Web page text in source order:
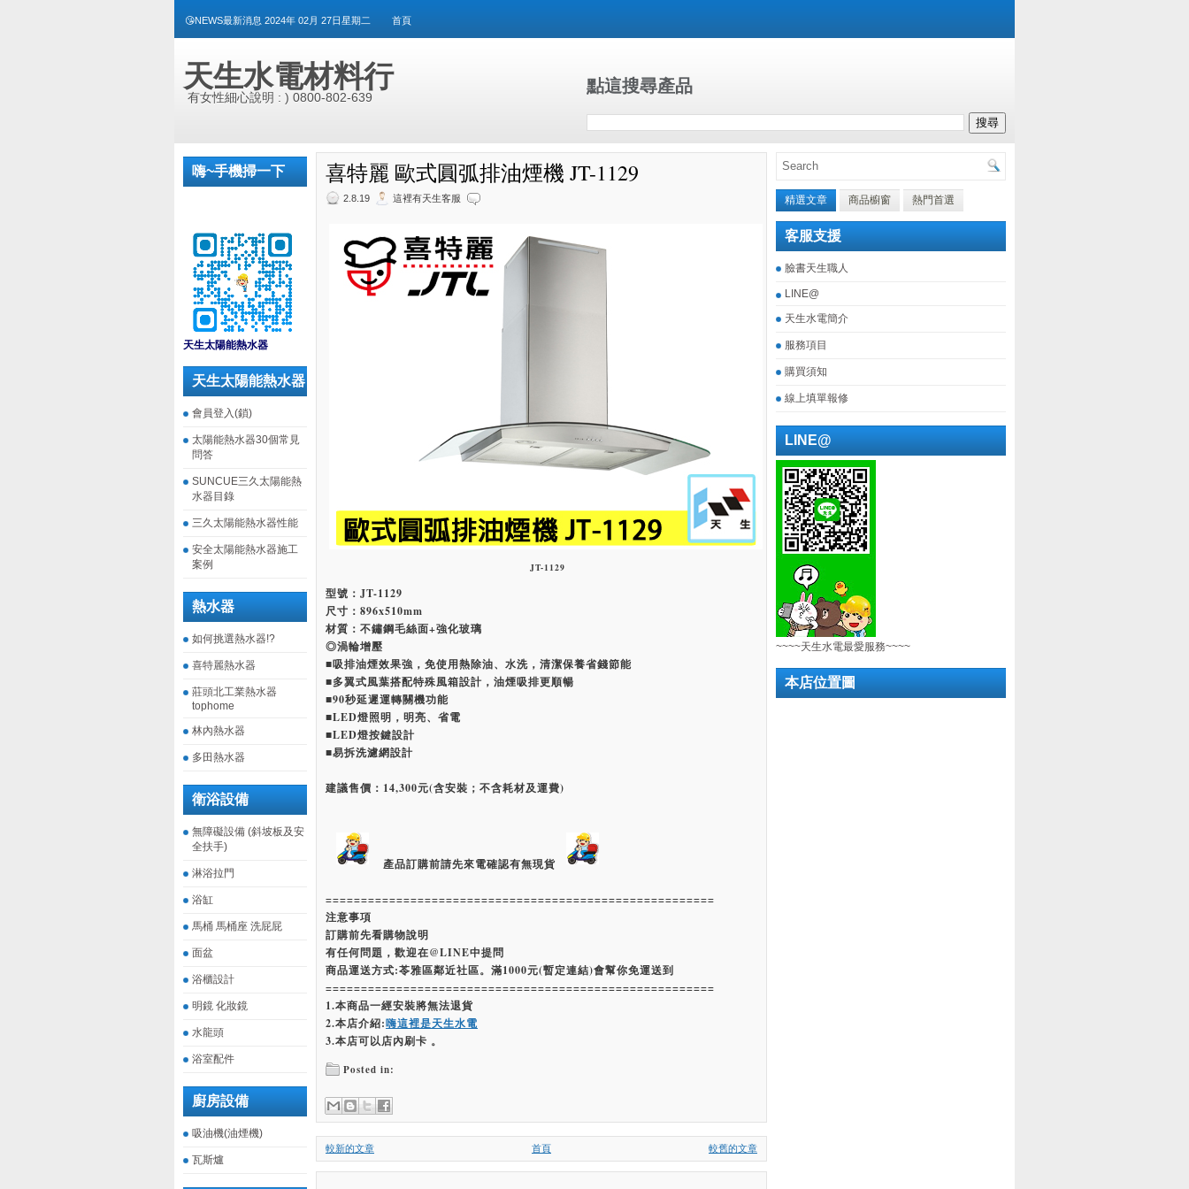
😘NEWS最新消息 2024年 02月 27日星期二 首頁
天生水電材料行
有女性細心說明 : ) 0800-802-639
點這搜尋產品
嗨~手機掃一下
天生太陽能熱水器
天生太陽能熱水器
會員登入(鎖)
太陽能熱水器30個常見
問答
SUNCUE三久太陽能熱
水器目錄
三久太陽能熱水器性能
安全太陽能熱水器施工
案例
熱水器
如何挑選熱水器!?
喜特麗熱水器
莊頭北工業熱水器
tophome
林內熱水器
多田熱水器
衛浴設備
無障礙設備 (斜坡板及安
全扶手)
淋浴拉門
浴缸
馬桶 馬桶座 洗屁屁
面盆
浴櫃設計
明鏡 化妝鏡
水龍頭
浴室配件
廚房設備
吸油機(油煙機)
瓦斯爐
喜特麗 歐式圓弧排油煙機 JT-1129
2.8.19 這裡有天生客服
JT-1129
型號：JT-1129
尺寸：896x510mm
材質：不鏽鋼毛絲面+強化玻璃
◎渦輪增壓
■吸排油煙效果強，免使用熱除油、水洗，清潔保養省錢節能
■多翼式風葉搭配特殊風箱設計，油煙吸排更順暢
■90秒延遲運轉關機功能
■LED燈照明，明亮、省電
■LED燈按鍵設計
■易拆洗濾網設計
建議售價：14,300元(含安裝；不含耗材及運費)
產品訂購前請先來電確認有無現貨
=======================================================
注意事項
訂購前先看購物說明
有任何問題，歡迎在@LINE中提問
商品運送方式:苓雅區鄰近社區。滿1000元(暫定連結)會幫你免運送到
=======================================================
1.本商品一經安裝將無法退貨
2.本店介紹:嗨這裡是天生水電
3.本店可以店內刷卡 。
Posted in:
較新的文章 較舊的文章
首頁
精選文章 商品櫥窗 熱門首選
客服支援
臉書天生職人
LINE@
天生水電簡介
服務項目
購買須知
線上填單報修
LINE@
~~~~天生水電最愛服務~~~~
本店位置圖